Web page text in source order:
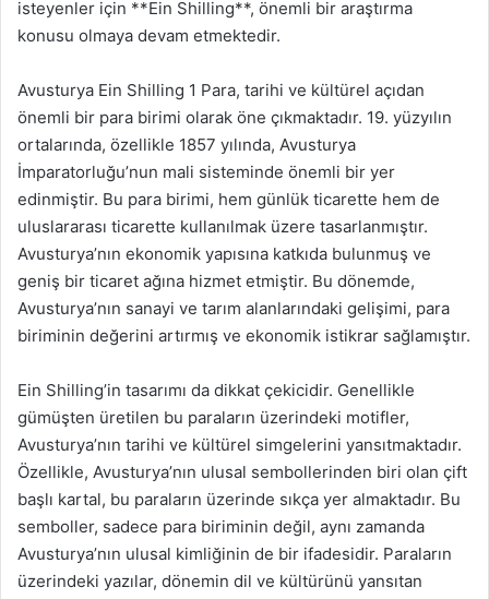
isteyenler için **Ein Shilling**, önemli bir araştırma
konusu olmaya devam etmektedir.
Avusturya Ein Shilling 1 Para, tarihi ve kültürel açıdan
önemli bir para birimi olarak öne çıkmaktadır. 19. yüzyılın
ortalarında, özellikle 1857 yılında, Avusturya
İmparatorluğu’nun mali sisteminde önemli bir yer
edinmiştir. Bu para birimi, hem günlük ticarette hem de
uluslararası ticarette kullanılmak üzere tasarlanmıştır.
Avusturya’nın ekonomik yapısına katkıda bulunmuş ve
geniş bir ticaret ağına hizmet etmiştir. Bu dönemde,
Avusturya’nın sanayi ve tarım alanlarındaki gelişimi, para
biriminin değerini artırmış ve ekonomik istikrar sağlamıştır.
Ein Shilling’in tasarımı da dikkat çekicidir. Genellikle
gümüşten üretilen bu paraların üzerindeki motifler,
Avusturya’nın tarihi ve kültürel simgelerini yansıtmaktadır.
Özellikle, Avusturya’nın ulusal sembollerinden biri olan çift
başlı kartal, bu paraların üzerinde sıkça yer almaktadır. Bu
semboller, sadece para biriminin değil, aynı zamanda
Avusturya’nın ulusal kimliğinin de bir ifadesidir. Paraların
üzerindeki yazılar, dönemin dil ve kültürünü yansıtan